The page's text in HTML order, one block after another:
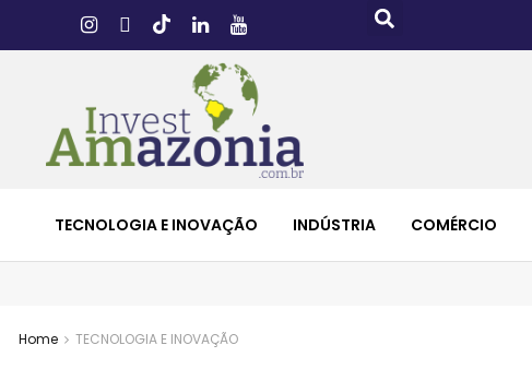
TECNOLOGIA E INOVAÇÃO INDÚSTRIA COMÉRCIO
Home TECNOLOGIA E INOVAÇÃO